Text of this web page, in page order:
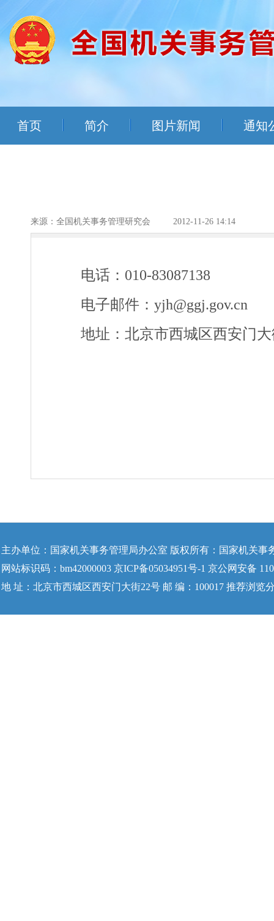
首页 简介 图片新闻 通知
来源：全国机关事务管理研究会 2012-11-26 14:14
电话：010-83087138
电子邮件：yjh@ggj.gov.cn
地址：北京市西城区西安门
主办单位：国家机关事务管理局办公室 版权所有：国家机关事
网站标识码：bm42000003 京ICP备05034951号-1 京公网安备
地 址：北京市西城区西安门大街22号 邮 编：100017 推荐浏览